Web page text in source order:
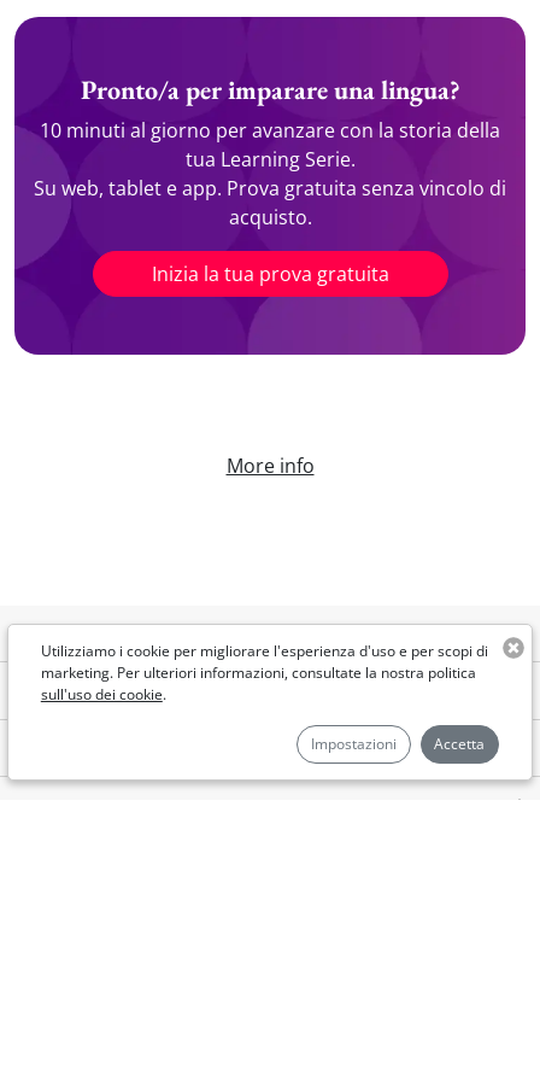
Pronto/a per imparare una lingua?
10 minuti al giorno per avanzare con la storia della
tua Learning Serie.
Su web, tablet e app. Prova gratuita senza vincolo di
acquisto.
Inizia la tua prova gratuita
More info
Utilizziamo i cookie per migliorare l'esperienza d'uso e per scopi di
marketing. Per ulteriori informazioni, consultate la nostra politica
sull'uso dei cookie.
Impostazioni Accetta
GYMGLISH